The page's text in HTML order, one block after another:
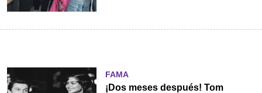
FAMA
¡Dos meses después! Tom